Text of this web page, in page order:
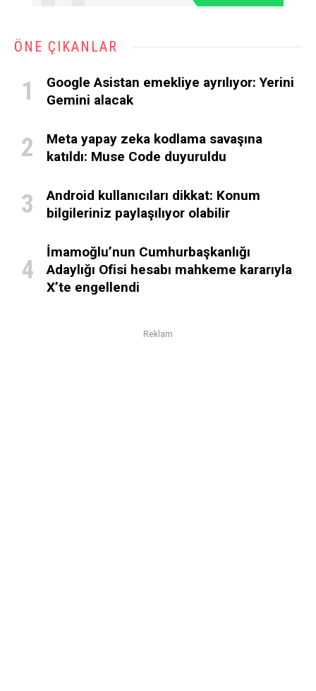
ÖNE ÇIKANLAR
Google Asistan emekliye ayrılıyor: Yerini
Gemini alacak
Meta yapay zeka kodlama savaşına
katıldı: Muse Code duyuruldu
Android kullanıcıları dikkat: Konum
bilgileriniz paylaşılıyor olabilir
İmamoğlu’nun Cumhurbaşkanlığı
Adaylığı Ofisi hesabı mahkeme kararıyla
X’te engellendi
Reklam